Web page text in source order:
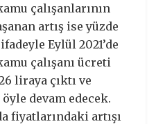
çalışanlarının
artış ise yüzde
Eylül 2021’de
çalışanı ücreti
liraya çıktı ve
devam edecek.
fiyatlarındaki artışı